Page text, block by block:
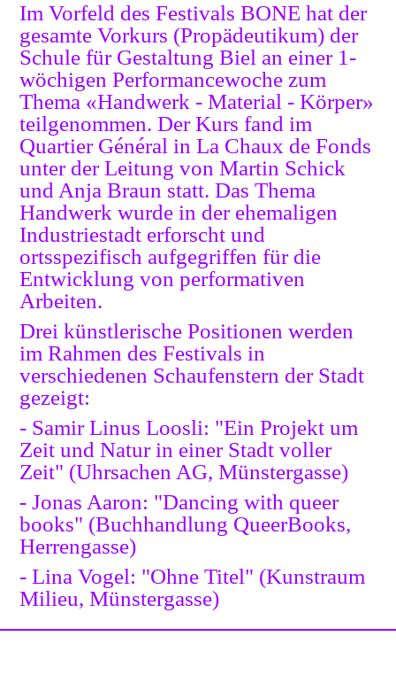
Im Vorfeld des Festivals BONE hat der
gesamte Vorkurs (Propädeutikum) der
Schule für Gestaltung Biel an einer 1-
wöchigen Performancewoche zum
Thema «Handwerk - Material - Körper»
teilgenommen. Der Kurs fand im
Quartier Général in La Chaux de Fonds
unter der Leitung von Martin Schick
und Anja Braun statt.Das Thema
Handwerk wurde in der ehemaligen
Industriestadt erforscht und
ortsspezifisch aufgegriffen für die
Entwicklung von performativen
Arbeiten.
Drei künstlerische Positionen werden
im Rahmen des Festivals in
verschiedenen Schaufenstern der Stadt
gezeigt:
- Samir Linus Loosli: "Ein Projekt um
Zeit und Natur in einer Stadt voller
Zeit" (Uhrsachen AG, Münstergasse)
- Jonas Aaron: "Dancing with queer
books" (Buchhandlung QueerBooks,
Herrengasse)
- Lina Vogel: "Ohne Titel" (Kunstraum
Milieu, Münstergasse)